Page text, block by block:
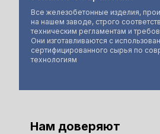
Все железобетонные изделия,
на нашем заводе, строго
техническим регламентам и
Они изготавливаются с
сертифицированного сырья по
технологиям
Нам доверяют